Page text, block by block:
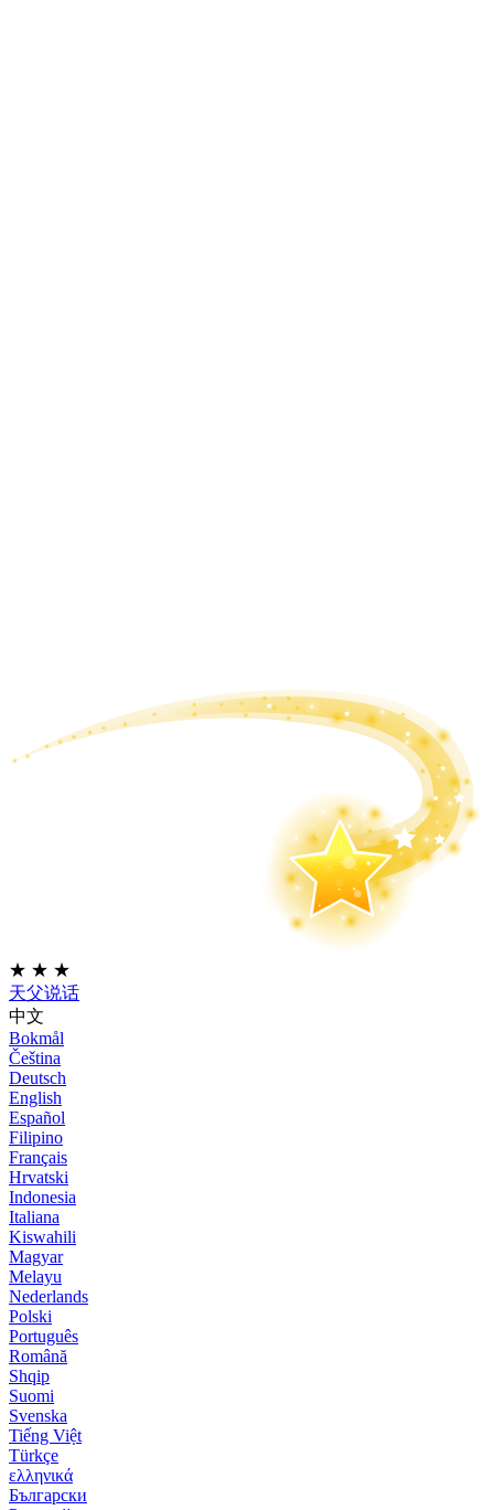
★ ★ ★
天父说话
中文
Bokmål
Čeština
Deutsch
English
Español
Filipino
Français
Hrvatski
Indonesia
Italiana
Kiswahili
Magyar
Melayu
Nederlands
Polski
Português
Română
Shqip
Suomi
Svenska
Tiếng Việt
Türkçe
ελληνικά
Български